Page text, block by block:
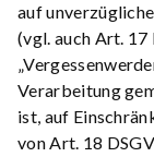
auf
(vgl. auch Art. 17
Verarbeitung
ist, auf
von Art. 18